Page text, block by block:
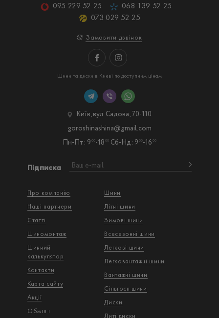
095 229 52 25
068 139 52 25
073 029 52 25
Замовити дзвінок
Шини та диски в Києві по доступним цінам
Про компанію
Наші партнери
Статті
Шиномонтаж
Шинний
калькулятор
Контакти
Карта сайту
Акції
Обмін і
Шини
Літні шини
Зимові шини
Всесезонні шини
Легкові шини
Легковантажнi шини
Вантажнi шини
Сільгосп шини
Диски
Литі диски
Підписка
Київ, вул. Садова, 70-110
Пн-Пт: 9 00-18 00 Сб-Нд: 9 00-16 00
goroshinashina@gmail.com